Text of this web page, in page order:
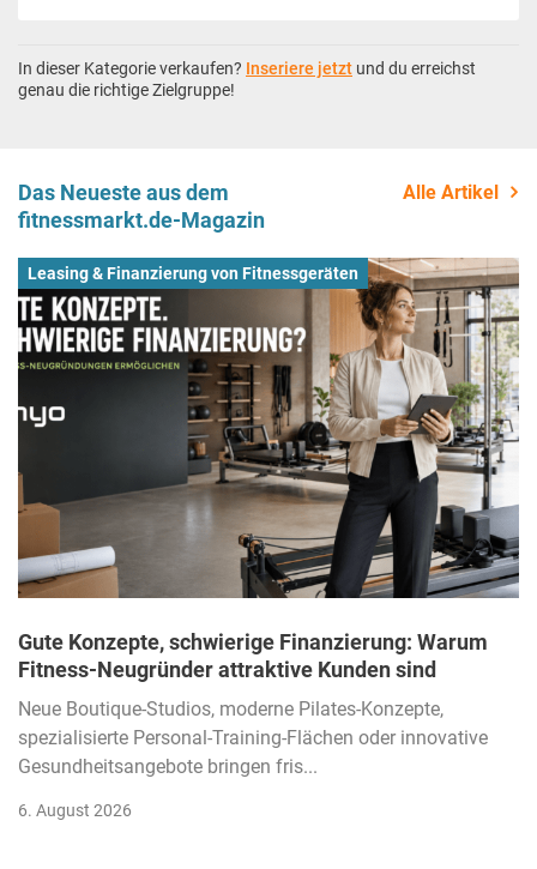
In dieser Kategorie verkaufen? Inseriere jetzt und du erreichst
genau die richtige Zielgruppe!
Das Neueste aus dem
fitnessmarkt.de-Magazin
Alle Artikel
Leasing & Finanzierung von Fitnessgeräten
Gute Konzepte, schwierige Finanzierung: Warum
Fitness-Neugründer attraktive Kunden sind
Neue Boutique-Studios, moderne Pilates-Konzepte,
spezialisierte Personal-Training-Flächen oder innovative
Gesundheitsangebote bringen fris...
6. August 2026